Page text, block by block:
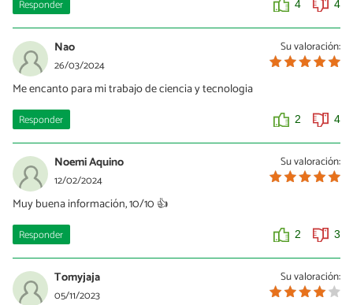
Responder 4 4
Su valoración:
Nao
26/03/2024
Me encanto para mi trabajo de ciencia y tecnologia
Responder 2 4
Su valoración:
Noemi Aquino
12/02/2024
Muy buena información, 10/10 👍
Responder 2 3
Su valoración:
Tomyjaja
05/11/2023